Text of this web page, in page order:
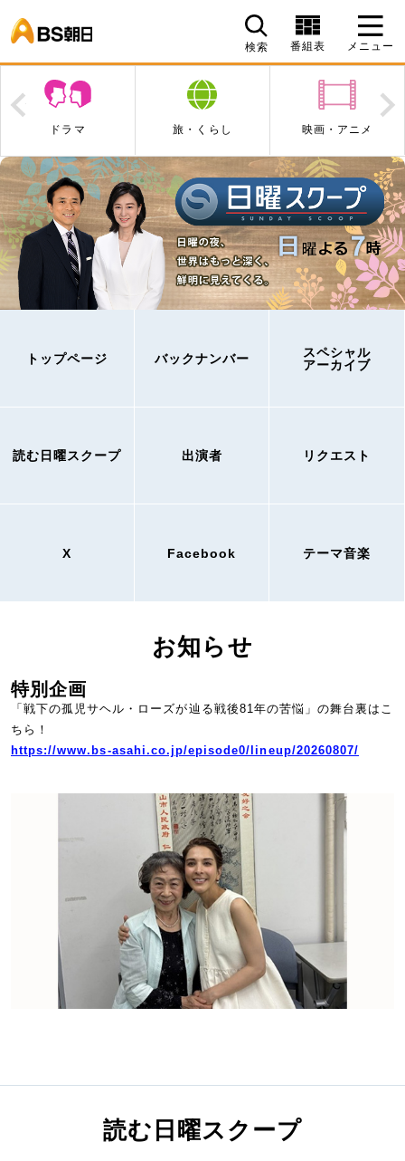
検索 番組表 メニュー
旅・くらし 映画・アニメ エンタメ・音楽
Prev
トップページ バックナンバー
スペシャル
アーカイブ
読む日曜スクープ 出演者 リクエスト
X Facebook テーマ音楽
お知らせ
特別企画
「戦下の孤児サヘル・ローズが辿る戦後81年の苦悩」の舞台裏はこ
ちら！
https://www.bs-asahi.co.jp/episode0/lineup/20260807/
読む日曜スクープ